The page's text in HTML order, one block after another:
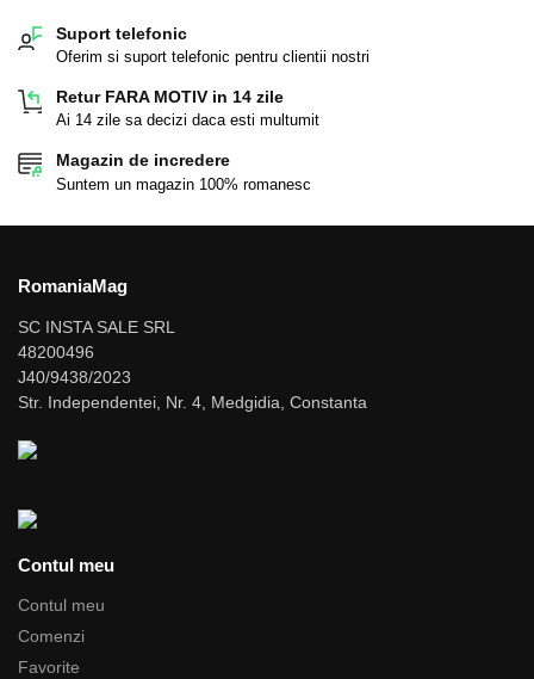
Suport telefonic
Oferim si suport telefonic pentru clientii nostri
Retur FARA MOTIV in 14 zile
Ai 14 zile sa decizi daca esti multumit
Magazin de incredere
Suntem un magazin 100% romanesc
RomaniaMag
SC INSTA SALE SRL
48200496
J40/9438/2023
Str. Independentei, Nr. 4, Medgidia, Constanta
Contul meu
Contul meu
Comenzi
Favorite